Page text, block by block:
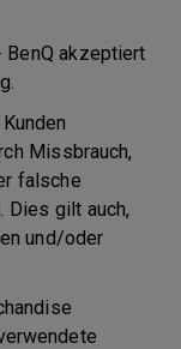
akzeptiert
Missbrauch,
falsche
Dies gilt auch,
und/oder